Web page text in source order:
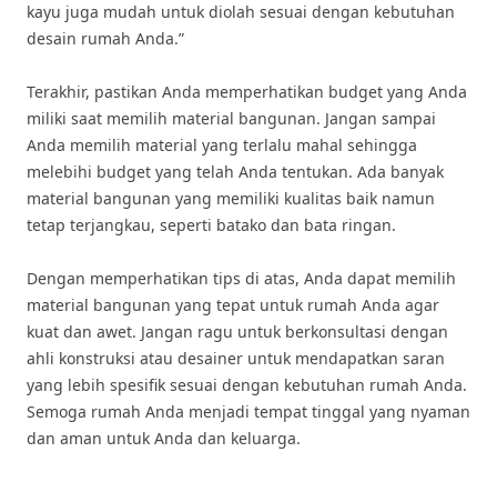
kayu juga mudah untuk diolah sesuai dengan kebutuhan
desain rumah Anda.”
Terakhir, pastikan Anda memperhatikan budget yang Anda
miliki saat memilih material bangunan. Jangan sampai
Anda memilih material yang terlalu mahal sehingga
melebihi budget yang telah Anda tentukan. Ada banyak
material bangunan yang memiliki kualitas baik namun
tetap terjangkau, seperti batako dan bata ringan.
Dengan memperhatikan tips di atas, Anda dapat memilih
material bangunan yang tepat untuk rumah Anda agar
kuat dan awet. Jangan ragu untuk berkonsultasi dengan
ahli konstruksi atau desainer untuk mendapatkan saran
yang lebih spesifik sesuai dengan kebutuhan rumah Anda.
Semoga rumah Anda menjadi tempat tinggal yang nyaman
dan aman untuk Anda dan keluarga.